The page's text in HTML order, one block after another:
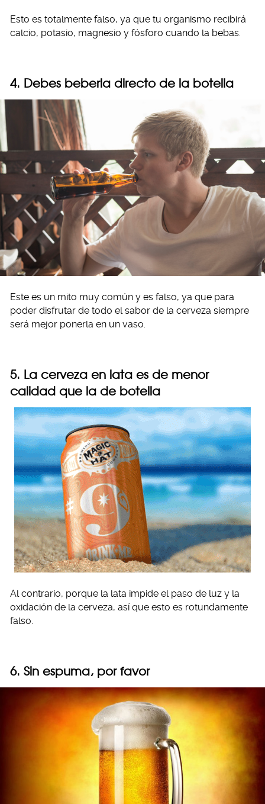
Esto es totalmente falso, ya que tu organismo recibirá
calcio, potasio, magnesio y fósforo cuando la bebas.
4. Debes beberla directo de la botella
Este es un mito muy común y es falso, ya que para
poder disfrutar de todo el sabor de la cerveza siempre
será mejor ponerla en un vaso.
5. La cerveza en lata es de menor
calidad que la de botella
Al contrario, porque la lata impide el paso de luz y la
oxidación de la cerveza, así que esto es rotundamente
falso.
6. Sin espuma, por favor